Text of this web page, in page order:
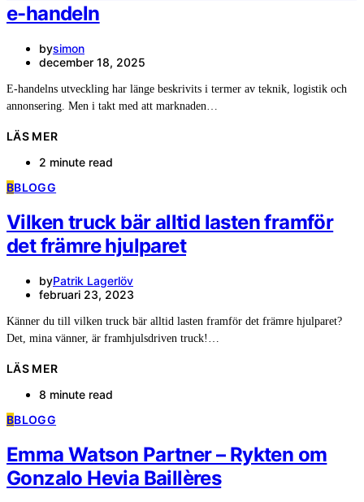
e-handeln
bysimon
december 18, 2025
E-handelns utveckling har länge beskrivits i termer av teknik, logistik och
annonsering. Men i takt med att marknaden…
LÄS MER
2 minute read
BBLOGG
Vilken truck bär alltid lasten framför
det främre hjulparet
byPatrik Lagerlöv
februari 23, 2023
Känner du till vilken truck bär alltid lasten framför det främre hjulparet?
Det, mina vänner, är framhjulsdriven truck!…
LÄS MER
8 minute read
BBLOGG
Emma Watson Partner – Rykten om
Gonzalo Hevia Baillères